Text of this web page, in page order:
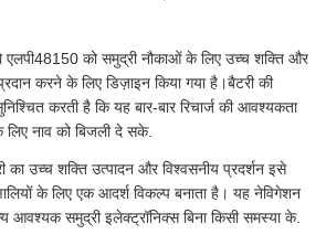
एलपी48150 को समुद्री नौकाओं के लिए उच्च शक्ति और
करने के लिए डिज़ाइन किया गया है।बैटरी की
करती है कि यह बार-बार रिचार्ज की आवश्यकता
लिए नाव को बिजली दे सके.
का उच्च शक्ति उत्पादन और विश्वसनीय प्रदर्शन इसे
के लिए एक आदर्श विकल्प बनाता है। यह नेविगेशन
आवश्यक समुद्री इलेक्ट्रॉनिक्स बिना किसी समस्या के.